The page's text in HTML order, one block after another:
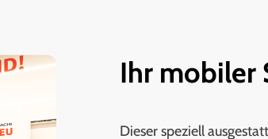
Ihr mobiler
Dieser speziell